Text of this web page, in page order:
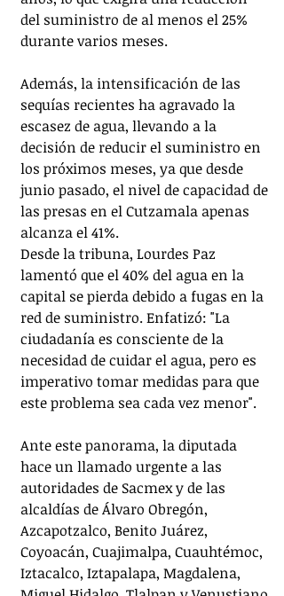
del suministro de al menos el 25%
durante varios meses.
Además, la intensificación de las
sequías recientes ha agravado la
escasez de agua, llevando a la
decisión de reducir el suministro en
los próximos meses, ya que desde
junio pasado, el nivel de capacidad de
las presas en el Cutzamala apenas
alcanza el 41%.
Desde la tribuna, Lourdes Paz
lamentó que el 40% del agua en la
capital se pierda debido a fugas en la
red de suministro. Enfatizó: "La
ciudadanía es consciente de la
necesidad de cuidar el agua, pero es
imperativo tomar medidas para que
este problema sea cada vez menor".
Ante este panorama, la diputada
hace un llamado urgente a las
autoridades de Sacmex y de las
alcaldías de Álvaro Obregón,
Azcapotzalco, Benito Juárez,
Coyoacán, Cuajimalpa, Cuauhtémoc,
Iztacalco, Iztapalapa, Magdalena,